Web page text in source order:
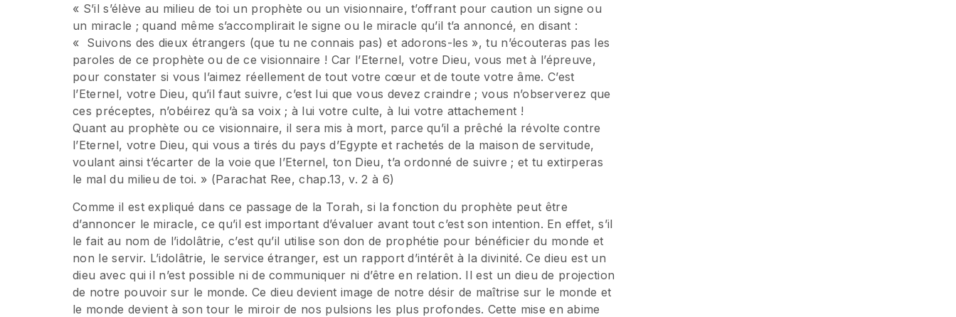
« S’il s’élève au milieu de toi un prophète ou un visionnaire, t’offrant pour caution un signe ou
un miracle ; quand même s’accomplirait le signe ou le miracle qu’il t’a annoncé, en disant :
« Suivons des dieux étrangers (que tu ne connais pas) et adorons-les », tu n’écouteras pas les
paroles de ce prophète ou de ce visionnaire ! Car l’Eternel, votre Dieu, vous met à l’épreuve,
pour constater si vous l’aimez réellement de tout votre cœur et de toute votre âme. C’est
l’Eternel, votre Dieu, qu’il faut suivre, c’est lui que vous devez craindre ; vous n’observerez que
ces préceptes, n’obéirez qu’à sa voix ; à lui votre culte, à lui votre attachement !
Quant au prophète ou ce visionnaire, il sera mis à mort, parce qu’il a prêché la révolte contre
l’Eternel, votre Dieu, qui vous a tirés du pays d’Egypte et rachetés de la maison de servitude,
voulant ainsi t’écarter de la voie que l’Eternel, ton Dieu, t’a ordonné de suivre ; et tu extirperas
le mal du milieu de toi. » (Parachat Ree, chap.13, v. 2 à 6)
Comme il est expliqué dans ce passage de la Torah, si la fonction du prophète peut être
d’annoncer le miracle, ce qu’il est important d’évaluer avant tout c’est son intention. En effet, s’il
le fait au nom de l’idolâtrie, c’est qu’il utilise son don de prophétie pour bénéficier du monde et
non le servir. L’idolâtrie, le service étranger, est un rapport d’intérêt à la divinité. Ce dieu est un
dieu avec qui il n’est possible ni de communiquer ni d’être en relation. Il est un dieu de projection
de notre pouvoir sur le monde. Ce dieu devient image de notre désir de maîtrise sur le monde et
le monde devient à son tour le miroir de nos pulsions les plus profondes. Cette mise en abime